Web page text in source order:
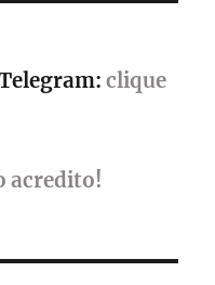
clique
acredito!